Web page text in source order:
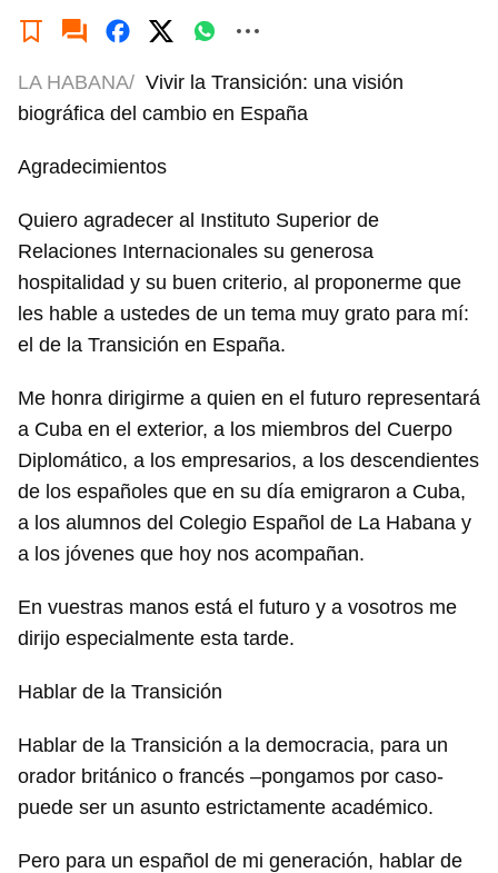
LA HABANA/ Vivir la Transición: una visión
biográfica del cambio en España
Agradecimientos
Quiero agradecer al Instituto Superior de
Relaciones Internacionales su generosa
hospitalidad y su buen criterio, al proponerme que
les hable a ustedes de un tema muy grato para mí:
el de la Transición en España.
Me honra dirigirme a quien en el futuro representará
a Cuba en el exterior, a los miembros del Cuerpo
Diplomático, a los empresarios, a los descendientes
de los españoles que en su día emigraron a Cuba,
a los alumnos del Colegio Español de La Habana y
a los jóvenes que hoy nos acompañan.
En vuestras manos está el futuro y a vosotros me
dirijo especialmente esta tarde.
Hablar de la Transición
Hablar de la Transición a la democracia, para un
orador británico o francés –pongamos por caso-
puede ser un asunto estrictamente académico.
Pero para un español de mi generación, hablar de